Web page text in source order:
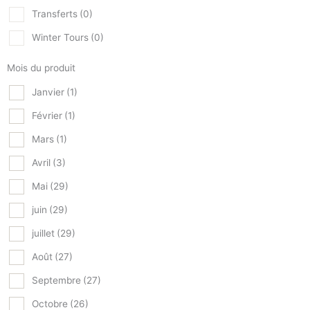
Transferts (0)
Winter Tours (0)
Mois du produit
Janvier (1)
Février (1)
Mars (1)
Avril (3)
Mai (29)
juin (29)
juillet (29)
Août (27)
Septembre (27)
Octobre (26)